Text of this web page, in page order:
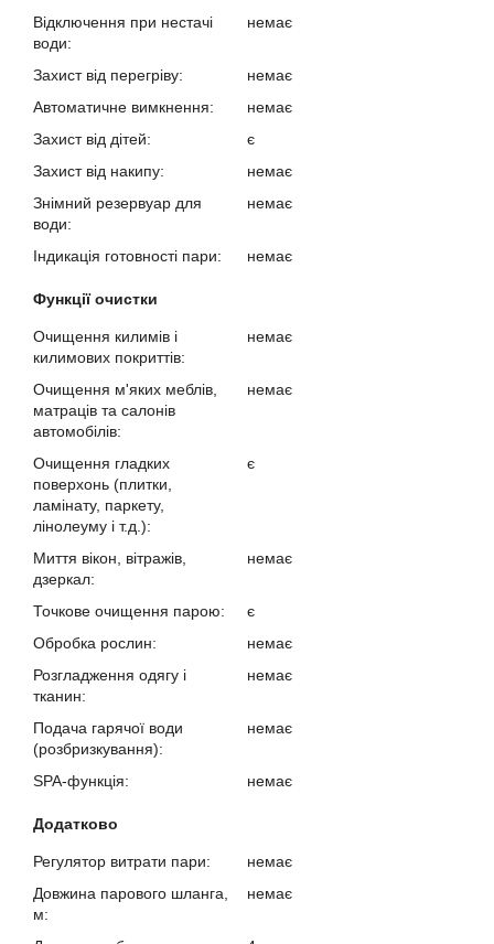
Відключення при нестачі
води:
немає
Захист від перегріву:
немає
Автоматичне вимкнення:
немає
Захист від дітей:
є
Захист від накипу:
немає
Знімний резервуар для
води:
немає
Індикація готовності пари: немає
Функції очистки
Очищення килимів і
килимових покриттів:
немає
Очищення м'яких меблів,
матраців та салонів
автомобілів:
немає
Очищення гладких
поверхонь (плитки,
ламінату, паркету,
лінолеуму і т.д.):
є
Миття вікон, вітражів,
дзеркал:
немає
Точкове очищення парою:
є
Обробка рослин:
немає
Розгладження одягу і
тканин:
немає
Подача гарячої води
(розбризкування):
немає
SPA-функція: немає
Додатково
Регулятор витрати пари:
немає
Довжина парового шланга,
м:
немає